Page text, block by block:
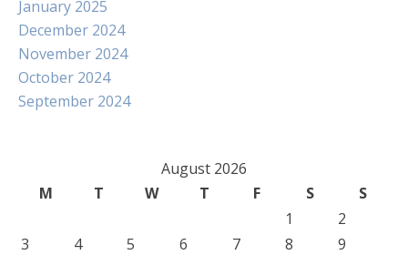
January 2025
December 2024
November 2024
October 2024
September 2024
August 2026
M
T W T F S
S
1
2
3
4 5 6 7 8
9